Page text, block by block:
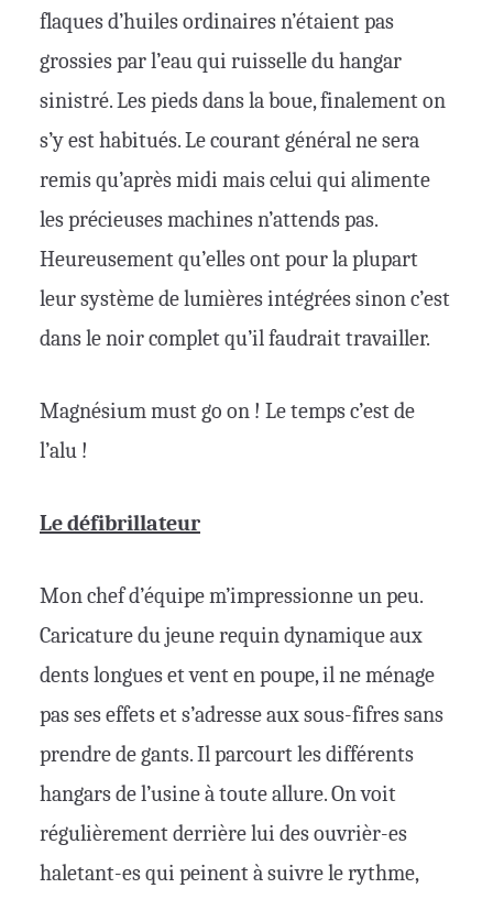
flaques d’huiles ordinaires n’étaient pas
grossies par l’eau qui ruisselle du hangar
sinistré. Les pieds dans la boue, finalement on
s’y est habitués. Le courant général ne sera
remis qu’après midi mais celui qui alimente
les précieuses machines n’attends pas.
Heureusement qu’elles ont pour la plupart
leur système de lumières intégrées sinon c’est
dans le noir complet qu’il faudrait travailler.
Magnésium must go on ! Le temps c’est de
l’alu !
Le défibrillateur
Mon chef d’équipe m’impressionne un peu.
Caricature du jeune requin dynamique aux
dents longues et vent en poupe, il ne ménage
pas ses effets et s’adresse aux sous-fifres sans
prendre de gants. Il parcourt les différents
hangars de l’usine à toute allure. On voit
régulièrement derrière lui des ouvrièr-es
haletant-es qui peinent à suivre le rythme,